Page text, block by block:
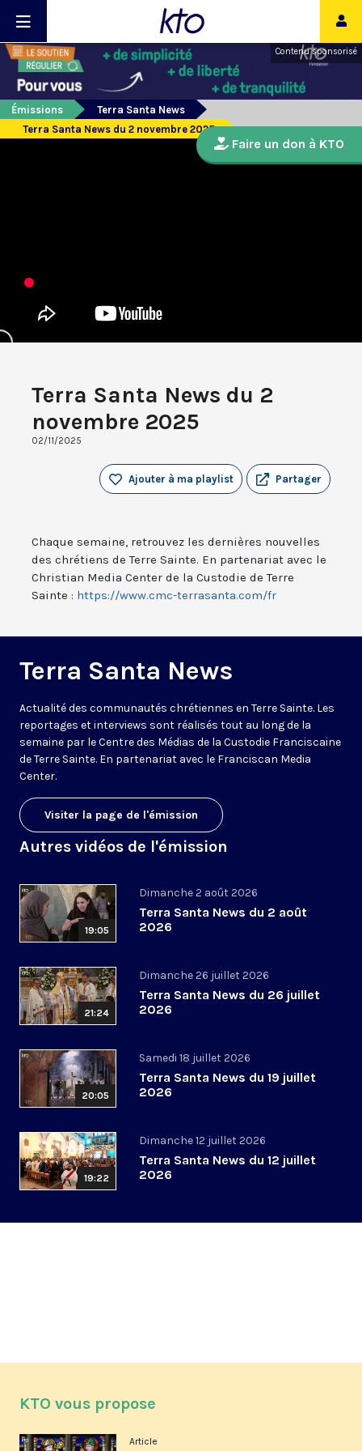
Contenu sponsorisé
Émissions
Terra Santa News
Terra Santa News du 2 novembre 2025
Terra Santa News du 2
novembre 2025
02/11/2025
Partager
Ajouter à ma playlist
Chaque semaine, retrouvez les dernières nouvelles
des chrétiens de Terre Sainte. En partenariat avec le
Christian Media Center de la Custodie de Terre
Sainte : https://www.cmc-terrasanta.com/fr
Terra Santa News
Actualité des communautés chrétiennes en Terre Sainte. Les
reportages et interviews sont réalisés tout au long de la
semaine par le Centre des Médias de la Custodie Franciscaine
de Terre Sainte. En partenariat avec le Franciscan Media
Center.
Visiter la page de l'émission
Autres vidéos de l'émission
19:05
Dimanche 2 août 2026
Terra Santa News du 2 août
2026
21:24
Dimanche 26 juillet 2026
Terra Santa News du 26 juillet
2026
20:05
Samedi 18 juillet 2026
Terra Santa News du 19 juillet
2026
19:22
Dimanche 12 juillet 2026
Terra Santa News du 12 juillet
2026
Faire un don à KTO
KTO vous propose
Article